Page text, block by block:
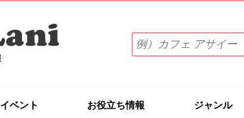
索
ワ
を
イベント お役立ち情報 ジャンル